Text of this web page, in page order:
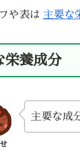
や表は 主要な
栄養成分
主要な成